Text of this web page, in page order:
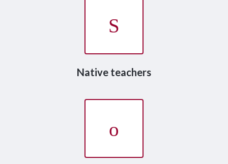
Native teachers